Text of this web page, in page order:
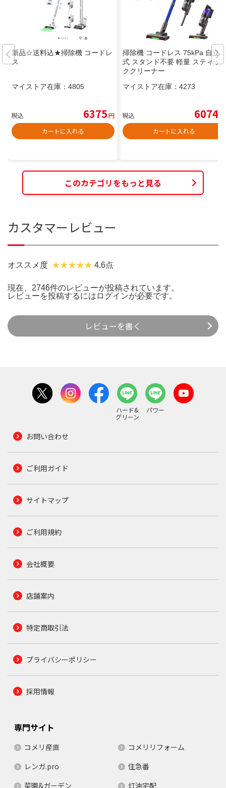
新品☆送料込★掃除機 コードレ
ス
マイストア在庫： 4805
税込 6375円
カートに入れる
掃除機 コードレス 75kPa 自立
式 スタンド不要 軽量 スティッ
ククリーナー
マイストア在庫： 4273
税込 6074
カートに入れる
このカテゴリをもっと見る
カスタマーレビュー
オススメ度 4.6点
現在、2746件のレビューが投稿されています。
レビューを投稿するには ログインが必要です。
レビューを書く
ハード&
グリーン
パワー
お問い合わせ
ご利用ガイド
サイトマップ
ご利用規約
会社概要
店舗案内
特定商取引法
プライバシーポリシー
採用情報
専門サイト
コメリ産直
コメリリフォーム
レンガ.pro
住急番
菜園&ガーデン
灯油宅配